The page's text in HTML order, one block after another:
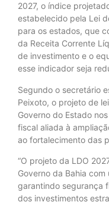
2027, o índice
estabelecido pela Lei
para os estados, que
da Receita Corrente
de investimento e o
esse indicador seja
Segundo o secretário
Peixoto, o projeto de
Governo do Estado
fiscal aliada à
ao fortalecimento das
“O projeto da LDO
Governo da Bahia
garantindo segurança
dos investimentos